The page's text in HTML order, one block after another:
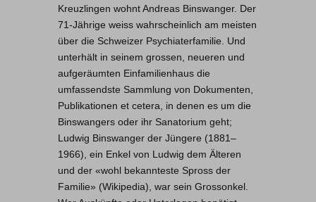
Kreuzlingen wohnt Andreas Binswanger. Der
71-Jährige weiss wahrscheinlich am meisten
über die Schweizer Psychiaterfamilie. Und
unterhält in seinem grossen, neueren und
aufgeräumten Einfamilienhaus die
umfassendste Sammlung von Dokumenten,
Publikationen et cetera, in denen es um die
Binswangers oder ihr Sanatorium geht;
Ludwig Binswanger der Jüngere (1881–
1966), ein Enkel von Ludwig dem Älteren
und der «wohl bekannteste Spross der
Familie» (Wikipedia), war sein Grossonkel.